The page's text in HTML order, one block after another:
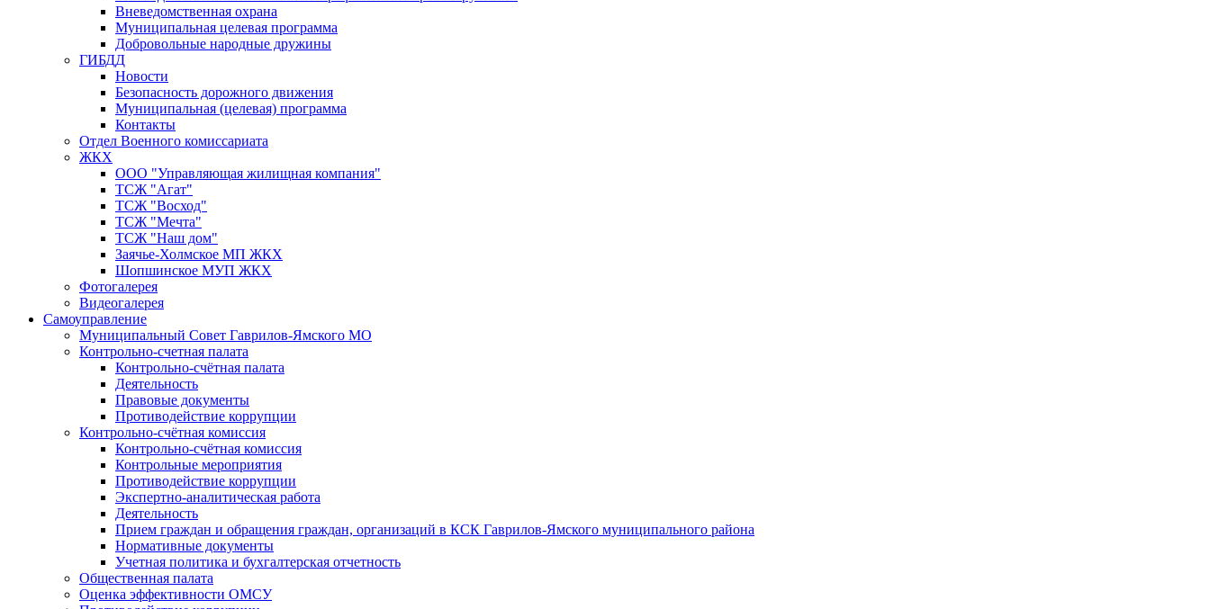
Вневедомственная охрана
Муниципальная целевая программа
Добровольные народные дружины
ГИБДД
Новости
Безопасность дорожного движения
Муниципальная (целевая) программа
Контакты
Отдел Военного комиссариата
ЖКХ
ООО "Управляющая жилищная компания"
ТСЖ "Агат"
ТСЖ "Восход"
ТСЖ "Мечта"
ТСЖ "Наш дом"
Заячье-Холмское МП ЖКХ
Шопшинское МУП ЖКХ
Фотогалерея
Видеогалерея
Самоуправление
Муниципальный Совет Гаврилов-Ямского МО
Контрольно-счетная палата
Контрольно-счётная палата
Деятельность
Правовые документы
Противодействие коррупции
Контрольно-счётная комиссия
Контрольно-счётная комиссия
Контрольные мероприятия
Противодействие коррупции
Экспертно-аналитическая работа
Деятельность
Прием граждан и обращения граждан, организаций в КСК Гаврилов-Ямского муниципального района
Нормативные документы
Учетная политика и бухгалтерская отчетность
Общественная палата
Оценка эффективности ОМСУ